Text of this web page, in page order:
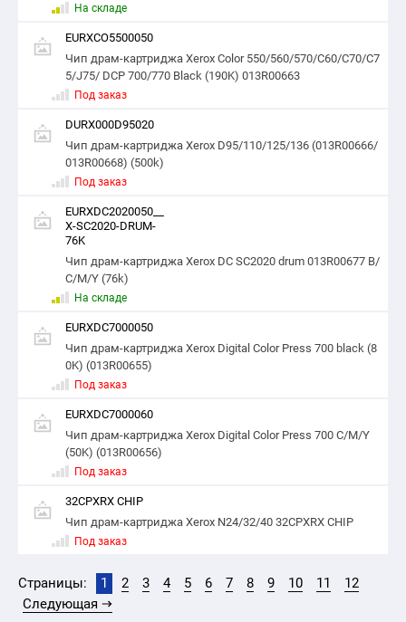
На складе
EURXCO5500050
Чип драм-картриджа Xerox Color 550/560/570/C60/C70/C7
5/J75/ DCP 700/770 Black (190K) 013R00663
Под заказ
DURX000D95020
Чип драм-картриджа Xerox D95/110/125/136 (013R00666/
013R00668) (500k)
Под заказ
EURXDC2020050__
X-SC2020-DRUM-
76K
Чип драм-картриджа Xerox DC SC2020 drum 013R00677 B/
C/M/Y (76k)
На складе
EURXDC7000050
Чип драм-картриджа Xerox Digital Color Press 700 black (8
0K) (013R00655)
Под заказ
EURXDC7000060
Чип драм-картриджа Xerox Digital Color Press 700 C/M/Y
(50K) (013R00656)
Под заказ
32CPXRX CHIP
Чип драм-картриджа Xerox N24/32/40 32CPXRX CHIP
Под заказ
Страницы: 1 2 3 4 5 6 7 8 9 10 11
12
Следующая